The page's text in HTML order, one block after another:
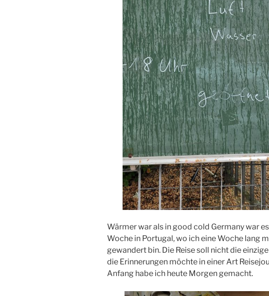
Wärmer war als in good cold Germany war
Woche in Portugal, wo ich eine Woche lang
gewandert bin. Die Reise soll nicht die
die Erinnerungen möchte in einer Art
Anfang habe ich heute Morgen gemacht.